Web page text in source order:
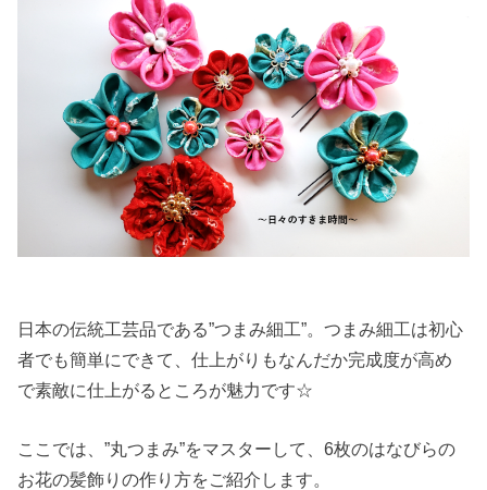
日本の伝統工芸品である”つまみ細工”。つまみ細工は初心
者でも簡単にできて、仕上がりもなんだか完成度が高め
で素敵に仕上がるところが魅力です☆
ここでは、”丸つまみ”をマスターして、6枚のはなびらの
お花の髪飾りの作り方をご紹介します。